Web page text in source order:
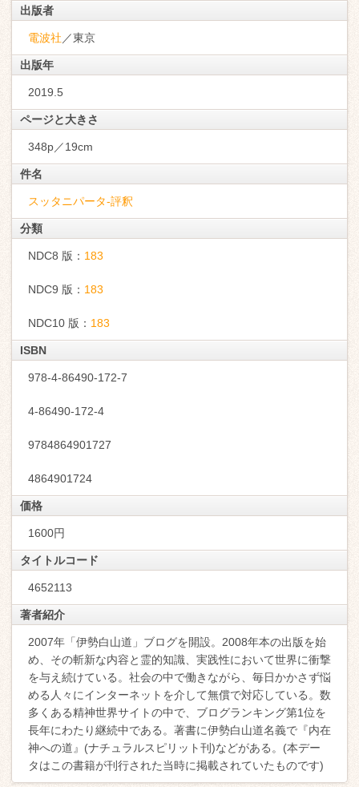
出版者
電波社 ／東京
出版年
2019.5
ページと大きさ
348p／19cm
件名
スッタニパータ-評釈
分類
NDC8 版： 183
NDC9 版： 183
NDC10 版： 183
ISBN
978-4-86490-172-7
4-86490-172-4
9784864901727
4864901724
価格
1600円
タイトルコード
4652113
著者紹介
2007年「伊勢白山道」ブログを開設。2008年本の出版を始
め、その斬新な内容と霊的知識、実践性において世界に衝撃
を与え続けている。社会の中で働きながら、毎日かかさず悩
める人々にインターネットを介して無償で対応している。数
多くある精神世界サイトの中で、ブログランキング第1位を
長年にわたり継続中である。著書に伊勢白山道名義で『内在
神への道』(ナチュラルスピリット刊)などがある。(本デー
タはこの書籍が刊行された当時に掲載されていたものです)